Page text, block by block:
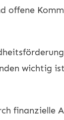
offene
wichtig
finanzielle